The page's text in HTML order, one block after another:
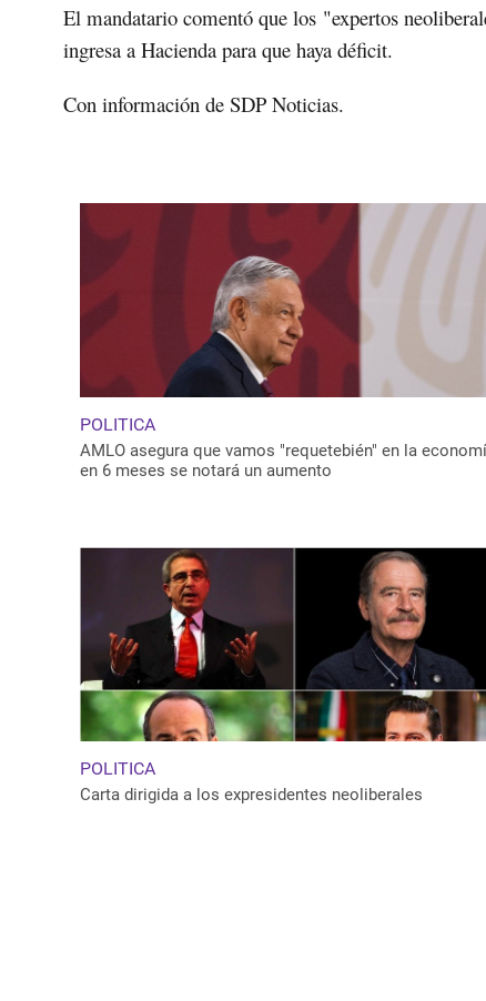
El mandatario comentó que los "expertos
ingresa a Hacienda para que haya déficit.
Con información de SDP Noticias.
POLITICA
AMLO asegura que vamos "requetebién" en la
en 6 meses se notará un aumento
POLITICA
Carta dirigida a los expresidentes neoliberales